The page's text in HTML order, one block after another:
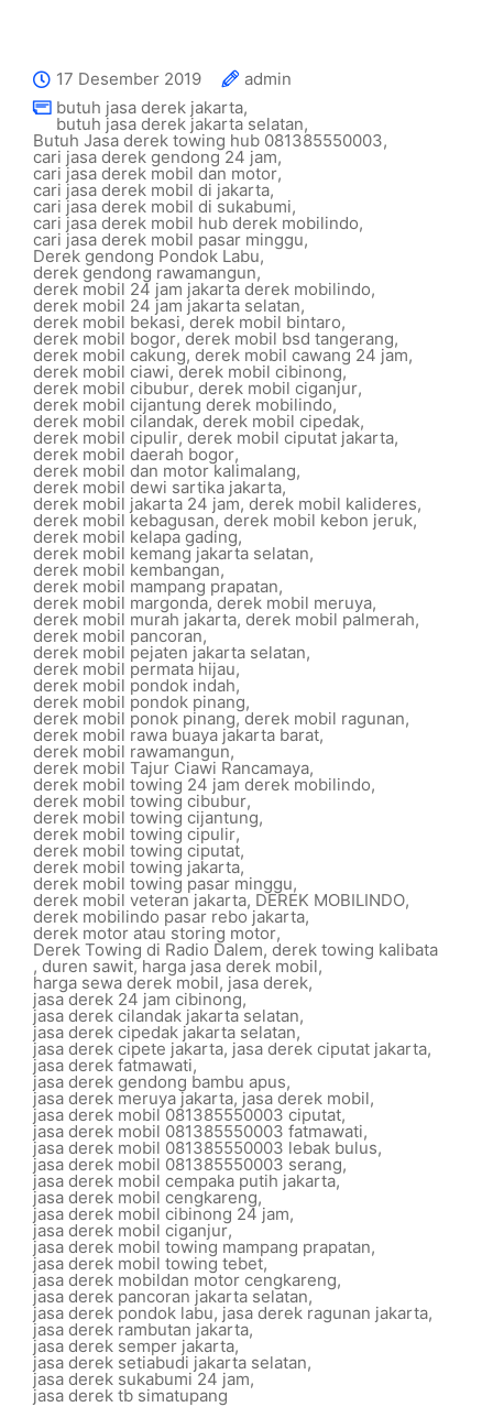
17 Desember 2019
admin
butuh jasa derek jakarta,
butuh jasa derek jakarta selatan,
Butuh Jasa derek towing hub 081385550003,
cari jasa derek gendong 24 jam,
cari jasa derek mobil dan motor,
cari jasa derek mobil di jakarta,
cari jasa derek mobil di sukabumi,
cari jasa derek mobil hub derek mobilindo,
cari jasa derek mobil pasar minggu,
Derek gendong Pondok Labu,
derek gendong rawamangun,
derek mobil 24 jam jakarta derek mobilindo,
derek mobil 24 jam jakarta selatan,
derek mobil bekasi,derek mobil bintaro,
derek mobil bogor,derek mobil bsd tangerang,
derek mobil cakung, derek mobil cawang 24 jam,
derek mobil ciawi, derek mobil cibinong,
derek mobil cibubur, derek mobil ciganjur,
derek mobil cijantung derek mobilindo,
derek mobil cilandak,derek mobil cipedak,
derek mobil cipulir, derek mobil ciputat jakarta,
derek mobil daerah bogor,
derek mobil dan motor kalimalang,
derek mobil dewi sartika jakarta,
derek mobil jakarta 24 jam, derek mobil kalideres,
derek mobil kebagusan, derek mobil kebon jeruk,
derek mobil kelapa gading,
derek mobil kemang jakarta selatan,
derek mobil kembangan,
derek mobil mampang prapatan,
derek mobil margonda,derek mobil meruya,
derek mobil murah jakarta, derek mobil palmerah,
derek mobil pancoran,
derek mobil pejaten jakarta selatan,
derek mobil permata hijau,
derek mobil pondok indah,
derek mobil pondok pinang,
derek mobil ponok pinang,derek mobil ragunan,
derek mobil rawa buaya jakarta barat,
derek mobil rawamangun,
derek mobil Tajur Ciawi Rancamaya,
derek mobil towing 24 jam derek mobilindo,
derek mobil towing cibubur,
derek mobil towing cijantung,
derek mobil towing cipulir,
derek mobil towing ciputat,
derek mobil towing jakarta,
derek mobil towing pasar minggu,
derek mobil veteran jakarta, DEREK MOBILINDO,
derek mobilindo pasar rebo jakarta,
derek motor atau storing motor,
Derek Towing di Radio Dalem, derek towing kalibata
, duren sawit,harga jasa derek mobil,
harga sewa derek mobil, jasa derek,
jasa derek 24 jam cibinong,
jasa derek cilandak jakarta selatan,
jasa derek cipedak jakarta selatan,
jasa derek cipete jakarta, jasa derek ciputat jakarta,
jasa derek fatmawati,
jasa derek gendong bambu apus,
jasa derek meruya jakarta, jasa derek mobil,
jasa derek mobil 081385550003 ciputat,
jasa derek mobil 081385550003 fatmawati,
jasa derek mobil 081385550003 lebak bulus,
jasa derek mobil 081385550003 serang,
jasa derek mobil cempaka putih jakarta,
jasa derek mobil cengkareng,
jasa derek mobil cibinong 24 jam,
jasa derek mobil ciganjur,
jasa derek mobil towing mampang prapatan,
jasa derek mobil towing tebet,
jasa derek mobildan motor cengkareng,
jasa derek pancoran jakarta selatan,
jasa derek pondok labu, jasa derek ragunan jakarta,
jasa derek rambutan jakarta,
jasa derek semper jakarta,
jasa derek setiabudi jakarta selatan,
jasa derek sukabumi 24 jam,
jasa derek tb simatupang